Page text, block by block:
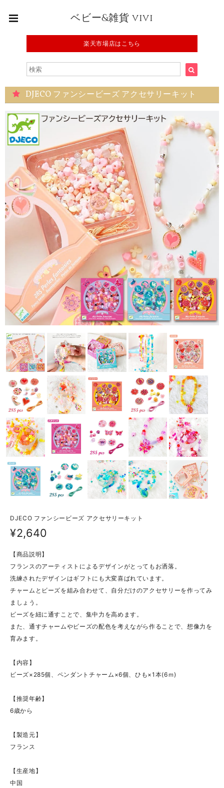
ベビー&雑貨 vivi
楽天市場店はこちら
DJECO ファンシービーズ アクセサリーキット
DJECO ファンシービーズ アクセサリーキット
¥2,640
【商品説明】
フランスのアーティストによるデザインがとってもお洒落。
洗練されたデザインはギフトにも大変喜ばれています。
チャームとビーズを組み合わせて、自分だけのアクセサリーを作ってみ
ましょう。
ビーズを紐に通すことで、集中力を高めます。
また、通すチャームやビーズの配色を考えながら作ることで、想像力を
育みます。
【内容】
ビーズ×285個、ペンダントチャーム×6個、ひも×1本(6ｍ)
【推奨年齢】
6歳から
【製造元】
フランス
【生産地】
中国